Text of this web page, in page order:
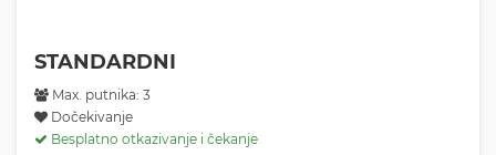
STANDARDNI
Max. putnika: 3
Dočekivanje
Besplatno otkazivanje i čekanje